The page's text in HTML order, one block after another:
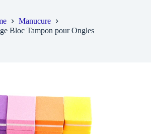
Manucure
Bloc Tampon pour Ongles